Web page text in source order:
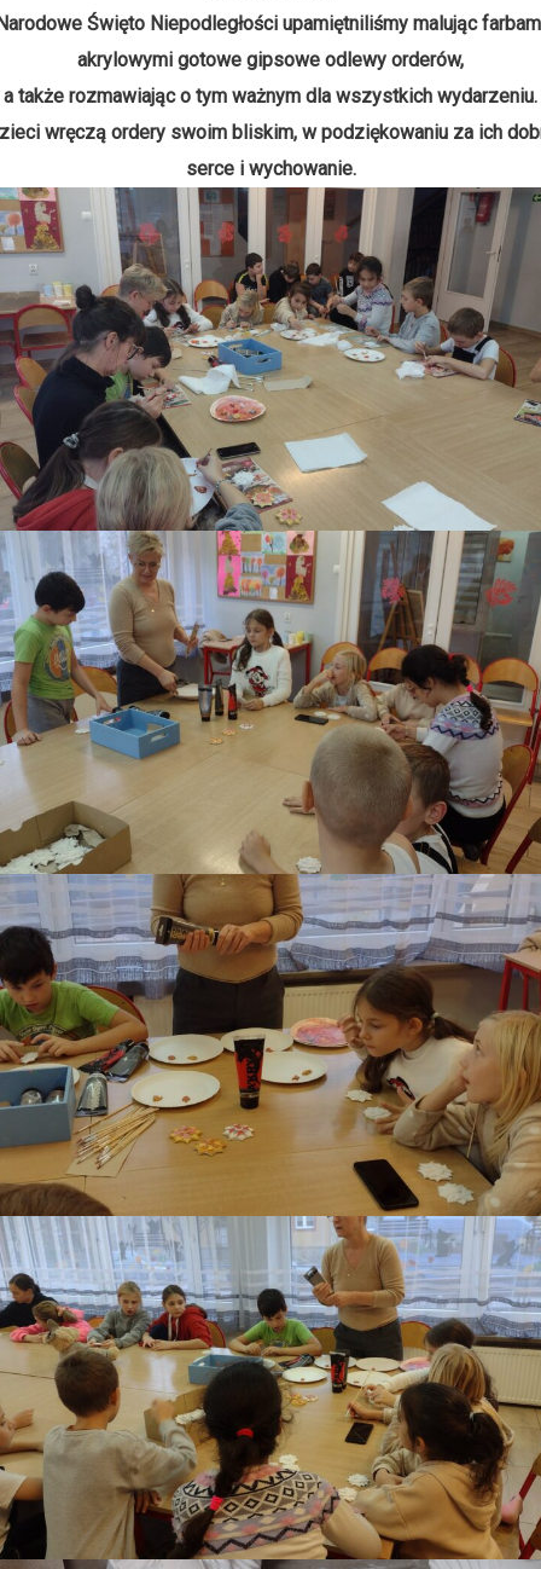
Święto Niepodległości upamiętniliśmy malując
akrylowymi gotowe gipsowe odlewy orderów,
a także rozmawiając o tym ważnym dla wszystkich wydarzeniu.
wręczą ordery swoim bliskim, w podziękowaniu za ich
serce i wychowanie.